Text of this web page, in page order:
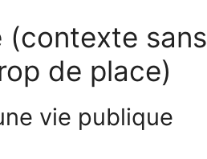
(contexte sans
de place)
vie publique